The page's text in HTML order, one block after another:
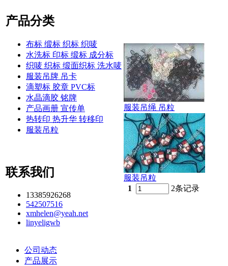
产品分类
布标 缎标 织标 织唛
水洗标 印标 缎标 成分标
织唛 织标 缎面织标 洗水唛
服装吊牌 吊卡
滴塑标 胶章 PVC标
水晶滴胶 铭牌
产品画册 宣传单
热转印 热升华 转移印
服装吊粒
联系我们
13385926268
542507516
xmhelen@yeah.net
linyeligwb
服装吊绳 吊粒
服装吊粒
1
2条记录
公司动态
产品展示